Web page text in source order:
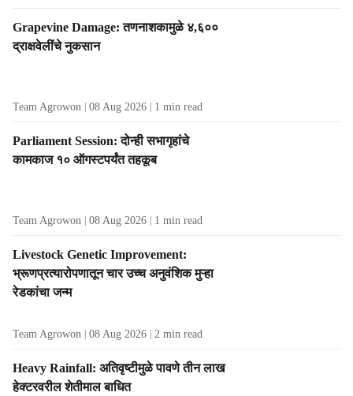
Grapevine Damage: तणनाशकामुळे ४,६००
द्राक्षवेलींचे नुकसान
Team Agrowon 08 Aug 2026 1 min read
Parliament Session: दोन्ही सभागृहांचे
कामकाज १० ऑगस्टपर्यंत तहकूब
Team Agrowon 08 Aug 2026 1 min read
Livestock Genetic Improvement:
भ्रूणप्रत्यारोपणातून चार उच्च अनुवंशिक मुऱ्हा
रेडकांचा जन्म
Team Agrowon 08 Aug 2026 2 min read
Heavy Rainfall: अतिवृष्टीमुळे पावणे तीन लाख
हेक्टरवरील शेतीमाल बाधित